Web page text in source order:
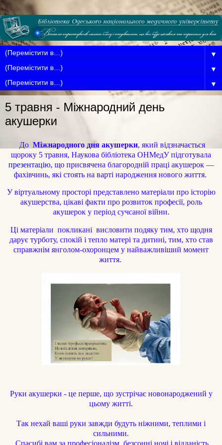
▼
▼
▼
5 травня - Міжнародний день
акушерки
До Міжнародного дня акушерки, який відзначається
щороку 5 травня, Наукова бібліотека ОНМедУ підготувала
презентацію, що присвячена благородній праці акушерок —
фахівчинь, які стоять на варті народження нового життя.
У віртуальному просторі представлено матеріали про історію
акушерства, цікаві факти про розвиток професії, роль
акушерок у період сучсаної війни.
Ці матеріали покликані висловити подяку тим, хто щодня
дарує турботу, спокій і тепло матері та дитині, тим, хто став
справжнім янголом-охоронцем у найважливіший момент
життя.
Руки акушерки - це перше, що зустрічає новонароджений у
цьому житті.
Так нехай ваші руки завжди будуть ніжними, теплими і
сильними.
Спасибі вам за професіоналізм, безсонні ночі і відданість